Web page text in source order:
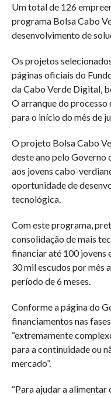
Um total de 126
programa Bolsa Cabo
desenvolvimento de
Os projetos
páginas oficiais do
da Cabo Verde Digital,
O arranque do
para o início do mês de
O projeto Bolsa Cabo
deste ano pelo Governo
aos jovens cabo-
oportunidade de
tecnológica.
Com este programa,
consolidação de mais
financiar até 100 jovens
30 mil escudos por mês
período de 6 meses.
Conforme a página do
financiamentos nas
“extremamente
para a continuidade ou
mercado”.
“Para ajudar a alimentar